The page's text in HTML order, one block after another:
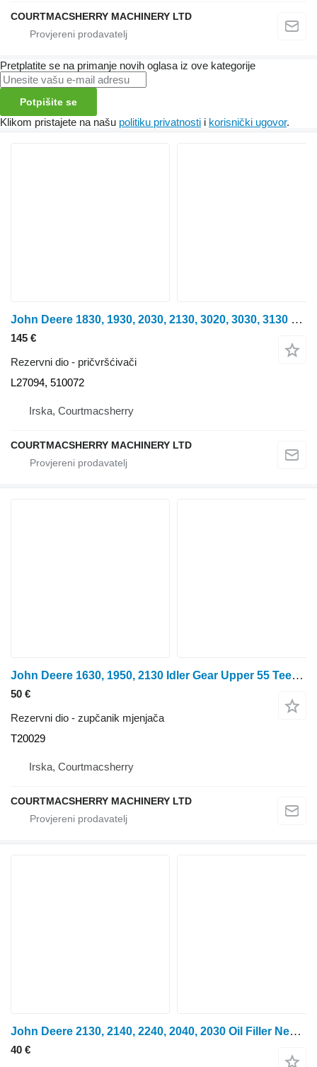
COURTMACSHERRY MACHINERY LTD
Pretplatite se na primanje novih oglasa iz ove kategorije
Potpišite se
Klikom pristajete na našu politiku privatnosti i korisnički ugovor.
John Deere 1830, 1930, 2030, 2130, 3020, 3030, 3130 Steering Arm L27094, 51 L27094, 510072 za traktora na kotačima
145 €
Rezervni dio - pričvršćivači
L27094, 510072
Irska, Courtmacsherry
COURTMACSHERRY MACHINERY LTD
John Deere 1630, 1950, 2130 Idler Gear Upper 55 Teeth Ar91660, T20029 zupčanik mjenjača za 2140 traktora na kotačima
50 €
Rezervni dio - zupčanik mjenjača
T20029
Irska, Courtmacsherry
COURTMACSHERRY MACHINERY LTD
John Deere 2130, 2140, 2240, 2040, 2030 Oil Filler Neck T23614 cijev punjača za ulje za 2130 traktora na kotačima
40 €